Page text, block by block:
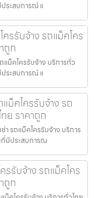
ระสบการณ์ แ
รรับจ้าง รถแม็คโคร
ถูก
แม็คโครรับจ้าง บริการทั่ว
ระสบการณ์ แ
ม็คโครรับจ้าง รถ
ย ราคาถูก
า รถแม็คโครรับจ้าง บริการ
ที่มีประสบการณ
รรับจ้าง รถแม็คโคร
ถูก